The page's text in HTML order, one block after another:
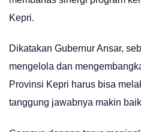
Kepri.
Dikatakan Gubernur Ansar,
mengelola dan
Provinsi Kepri harus bisa
tanggung jawabnya makin